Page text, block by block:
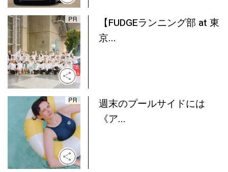
【FUDGEランニング部 at 東
京...
週末のプールサイドには
《ア...